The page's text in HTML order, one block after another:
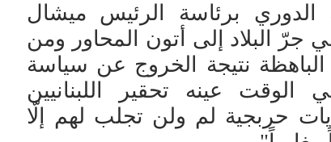
الدوري برئاسة الرئيس ميشال
جرّ البلاد إلى أتون المحاور ومن
الباهظة نتيجة الخروج عن سياسة
الوقت عينه تحقير اللبنانيين
حربجية لم ولن تجلب لهم إلّا